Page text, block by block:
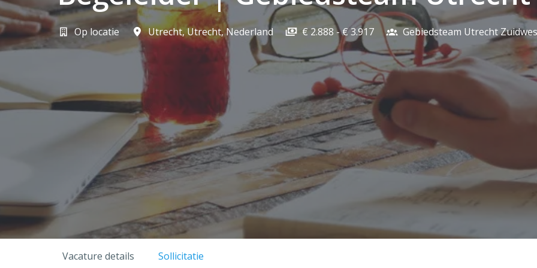
Op locatie Utrecht,Utrecht, Nederland € 2.888 - € 3.917 Gebiedsteam Utrecht
Vacature details Sollicitatie